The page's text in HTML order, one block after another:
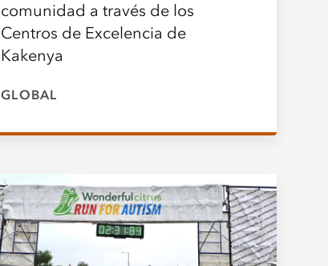
comunidad a través de los
Centros de Excelencia de
Kakenya
GLOBAL